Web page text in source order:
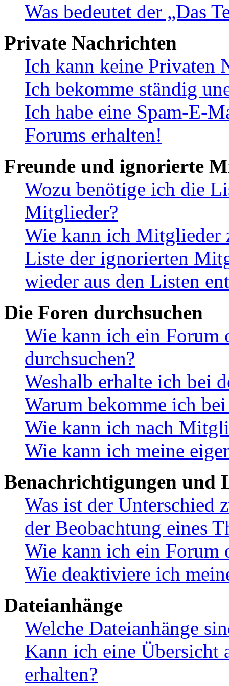
Was bedeutet der „Das
Private Nachrichten
Ich kann keine Privaten
Ich bekomme ständig
Ich habe eine Spam-E-
Forums erhalten!
Freunde und ignorierte
Wozu benötige ich die
Mitglieder?
Wie kann ich Mitglieder
Liste der ignorierten
wieder aus den Listen
Die Foren durchsuchen
Wie kann ich ein Forum
durchsuchen?
Weshalb erhalte ich bei
Warum bekomme ich
Wie kann ich nach
Wie kann ich meine
Benachrichtigungen und
Was ist der Unterschied
der Beobachtung eines
Wie kann ich ein Forum
Wie deaktiviere ich
Dateianhänge
Welche Dateianhänge
Kann ich eine Übersicht
erhalten?